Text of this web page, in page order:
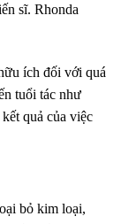
sĩ. Rhonda
ích đối với quá
tuổi tác như
quả của việc
bỏ kim loại,